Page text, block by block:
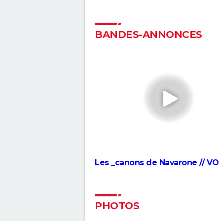
réalisateur explique comment
fait
Dunkerque : Christopher
totalement omis un fait
BANDES-ANNONCES
Les _canons de Navarone // VO
PHOTOS